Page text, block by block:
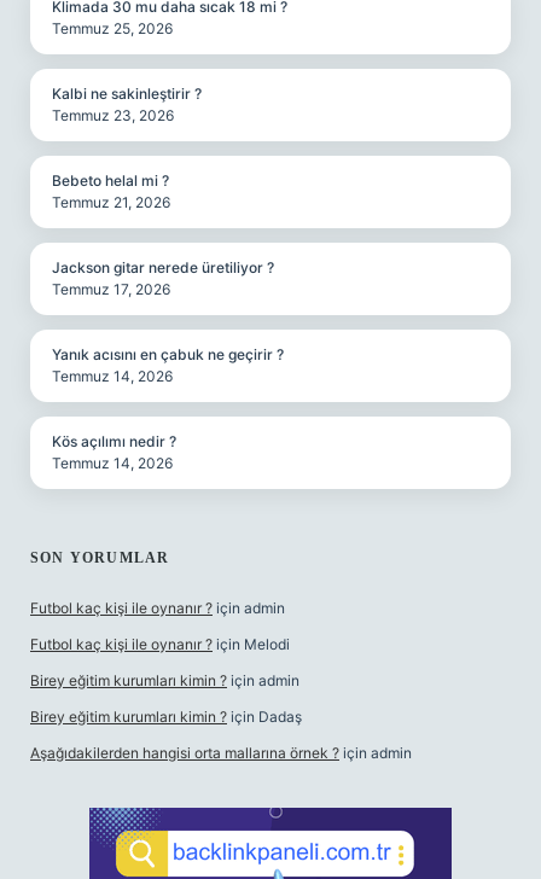
Klimada 30 mu daha sıcak 18 mi ?
Temmuz 25, 2026
Kalbi ne sakinleştirir ?
Temmuz 23, 2026
Bebeto helal mi ?
Temmuz 21, 2026
Jackson gitar nerede üretiliyor ?
Temmuz 17, 2026
Yanık acısını en çabuk ne geçirir ?
Temmuz 14, 2026
Kös açılımı nedir ?
Temmuz 14, 2026
SON YORUMLAR
Futbol kaç kişi ile oynanır ? için admin
Futbol kaç kişi ile oynanır ? için Melodi
Birey eğitim kurumları kimin ? için admin
Birey eğitim kurumları kimin ? için Dadaş
Aşağıdakilerden hangisi orta mallarına örnek ? için admin